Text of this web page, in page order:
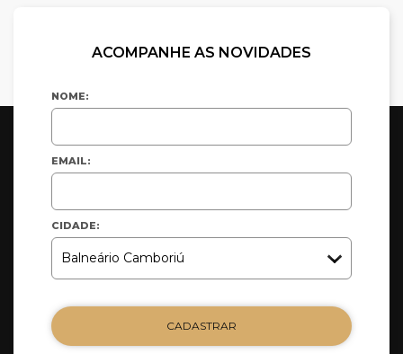
ACOMPANHE AS NOVIDADES
NOME:
EMAIL:
CIDADE:
CADASTRAR